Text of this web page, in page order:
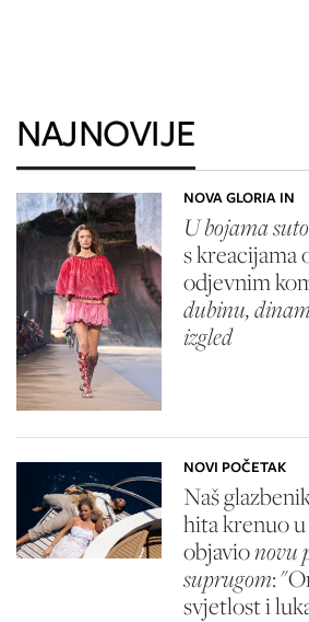
NAJNOVIJE
NOVA GLORIA IN
U bojama
s kreacijama
odjevnim
dubinu,
izgled
NOVI POČETAK
Naš
hita krenuo
objavionovu
suprugom:
svjetlost i